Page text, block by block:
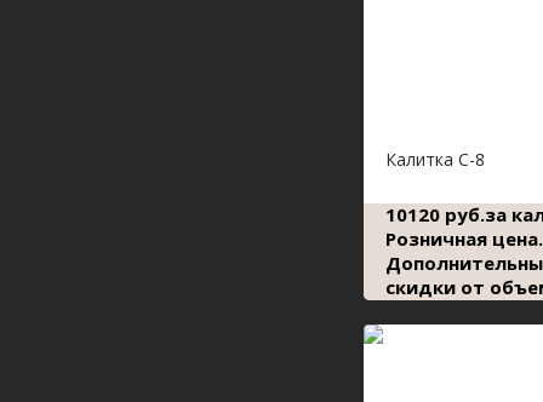
Калитка С-8
10120 руб.за
Розничная цена.
скидки от